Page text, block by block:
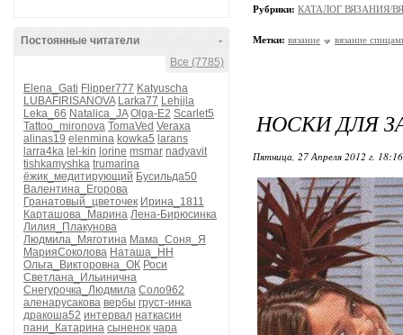
-
Постоянные читатели
Все (7785)
Elena_Gati Flipper777 Katyuscha
LUBAFIRISANOVA Larka77 Lehjjla
Leka_66 Natalica_JA Olga-E2 Scarlet5
Tattoo_mironova TomaVed Veraxa
alinas19 elenmina kowka5 larans
larra4ka lel-kin lorine msmar nadyavit
tishkamyshka trumarina
ёжик_медитирующий Бусильда50
Валентина_Егорова
Гранатовый_цветочек Ирина_1811
Карташова_Марина Лена-Бирюсинка
Лилия_Плакунова
Людмила_Мяготина Мама_Соня_Я
МарияСоколова Наташа_НН
Ольга_Викторовна_ОК Роси
Светлана_Ильинична
Снегурочка_Людмила Соло962
аленарусакова вербы груст-инка
дракоша52 интервал наткасин
пани_Катарина сыненок чара
Рубрики: КАТАЛОГ ВЯЗАНИЯ/
Метки: вязание вязание
НОСКИ ДЛЯ
Пятница, 27 Апреля 2012 г.